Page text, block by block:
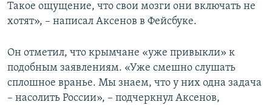
Такое ощущение, что свои мозги они включать не
хотят», – написал Аксенов в Фейсбуке.
Он отметил, что крымчане «уже привыкли» к
подобным заявлениям. «Уже смешно слушать
сплошное вранье. Мы знаем, что у них одна задача
– насолить России», – подчеркнул Аксенов,